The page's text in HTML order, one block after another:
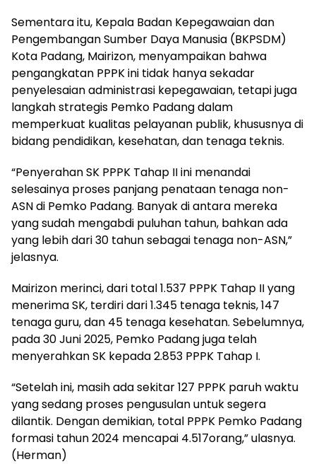
Sementara itu, Kepala Badan Kepegawaian dan
Pengembangan Sumber Daya Manusia (BKPSDM)
Kota Padang, Mairizon, menyampaikan bahwa
pengangkatan PPPK ini tidak hanya sekadar
penyelesaian administrasi kepegawaian, tetapi juga
langkah strategis Pemko Padang dalam
memperkuat kualitas pelayanan publik, khususnya di
bidang pendidikan, kesehatan, dan tenaga teknis.
“Penyerahan SK PPPK Tahap II ini menandai
selesainya proses panjang penataan tenaga non-
ASN di Pemko Padang. Banyak di antara mereka
yang sudah mengabdi puluhan tahun, bahkan ada
yang lebih dari 30 tahun sebagai tenaga non-ASN,”
jelasnya.
Mairizon merinci, dari total 1.537 PPPK Tahap II yang
menerima SK, terdiri dari 1.345 tenaga teknis, 147
tenaga guru, dan 45 tenaga kesehatan. Sebelumnya,
pada 30 Juni 2025, Pemko Padang juga telah
menyerahkan SK kepada 2.853 PPPK Tahap I.
“Setelah ini, masih ada sekitar 127 PPPK paruh waktu
yang sedang proses pengusulan untuk segera
dilantik. Dengan demikian, total PPPK Pemko Padang
formasi tahun 2024 mencapai 4.517orang,” ulasnya.
(Herman)